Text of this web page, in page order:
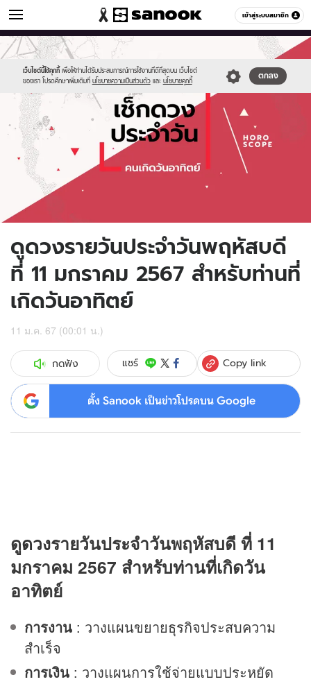
เข้าสู่ระบบสมาชิก
ดูดวง หมวดอื่นๆ
เว็บไซต์นี้ใช้คุกกี้ เพื่อให้ท่านได้รับประสบการณ์การใช้งานที่ดีที่สุดบน เว็บไซต์
ของเรา โปรดศึกษาเพิ่มเติมที่ นโยบายความเป็นส่วนตัว และ นโยบายคุกกี้
ตกลง
Sanook
//s.isanook.com/sr/0/images/logo-
new-
sanook.png
600
60
//s.isanook.com/ho/0/ud/fxd/day/daily-
horoscope-
sunday.jpg
ดูดวงรายวันประจำวันพฤหัสบดี
ที่ 11 มกราคม 2567 สำหรับท่านที่
เกิดวันอาทิตย์
11 ม.ค. 67 (00:01 น.)
กดฟัง แชร์ Copy link
ตั้ง Sanook เป็นข่าวโปรดบน Google
ดูดวงรายวันประจำวันพฤหัสบดี ที่ 11
มกราคม 2567 สำหรับท่านที่เกิดวัน
อาทิตย์
การงาน : วางแผนขยายธุรกิจประสบความ
สำเร็จ
การเงิน : วางแผนการใช้จ่ายแบบประหยัด